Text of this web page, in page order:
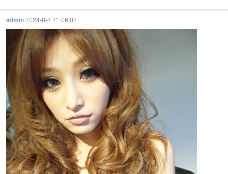
店
admin 2024-8-8 21:06:02